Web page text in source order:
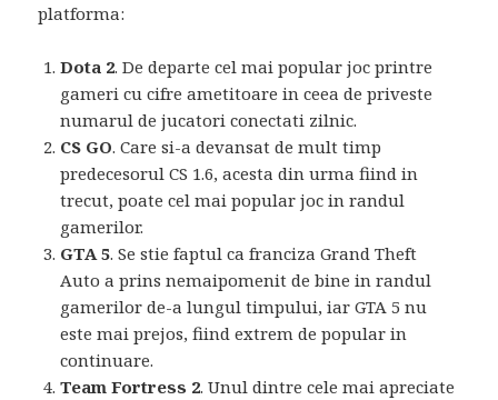
platforma:
Dota 2. De departe cel mai popular joc printre
gameri cu cifre ametitoare in ceea de priveste
numarul de jucatori conectati zilnic.
CS GO. Care si-a devansat de mult timp
predecesorul CS 1.6, acesta din urma fiind in
trecut, poate cel mai popular joc in randul
gamerilor.
GTA 5. Se stie faptul ca franciza Grand Theft
Auto a prins nemaipomenit de bine in randul
gamerilor de-a lungul timpului, iar GTA 5 nu
este mai prejos, fiind extrem de popular in
continuare.
Team Fortress 2. Unul dintre cele mai apreciate